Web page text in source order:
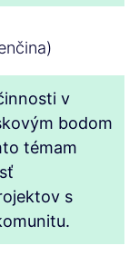
v
bodom
témam
s